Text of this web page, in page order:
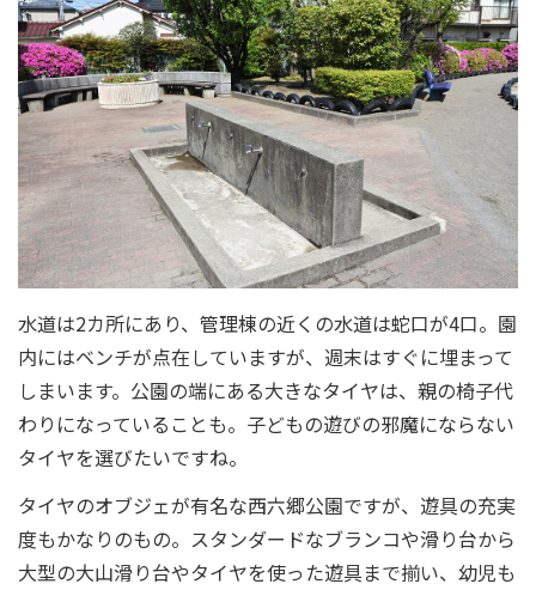
水道は2カ所にあり、管理棟の近くの水道は蛇口が4口。園
内にはベンチが点在していますが、週末はすぐに埋まって
しまいます。公園の端にある大きなタイヤは、親の椅子代
わりになっていることも。子どもの遊びの邪魔にならない
タイヤを選びたいですね。
タイヤのオブジェが有名な西六郷公園ですが、遊具の充実
度もかなりのもの。スタンダードなブランコや滑り台から
大型の大山滑り台やタイヤを使った遊具まで揃い、幼児も